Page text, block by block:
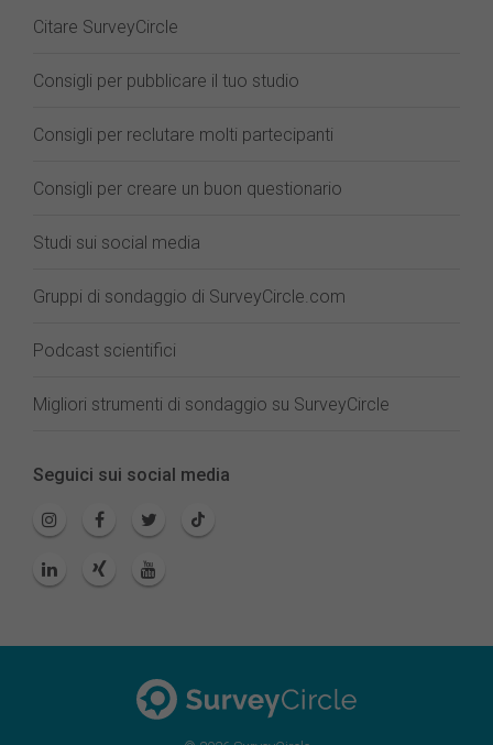
Citare SurveyCircle
Consigli per pubblicare il tuo studio
Consigli per reclutare molti partecipanti
Consigli per creare un buon questionario
Studi sui social media
Gruppi di sondaggio di SurveyCircle.com
Podcast scientifici
Migliori strumenti di sondaggio su SurveyCircle
Seguici sui social media